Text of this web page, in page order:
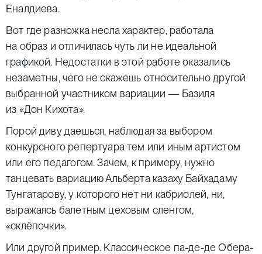
Еналдиева.
Вот где разножка несла характер, работала
на образ и отличилась чуть ли не идеальной
графикой. Недостатки в этой работе оказались
незаметны, чего не скажешь относительно другой
выбранной участником вариации — Базиля
из «Дон Кихота».
Порой диву даешься, наблюдая за выбором
конкурсного репертуара тем или иным артистом
или его педагогом. Зачем, к примеру, нужно
танцевать вариацию Альберта казаху Байхадаму
Тунгатарову, у которого нет ни кабриолей, ни,
выражаясь балетным цеховым сленгом,
«склёпочки».
Или другой пример. Классическое па-де-де Обера-